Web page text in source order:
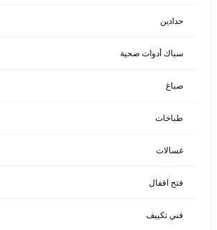
حدادين
سباك أدوات صحية
صباغ
طباخات
غسالات
فتح اقفال
فني تكييف